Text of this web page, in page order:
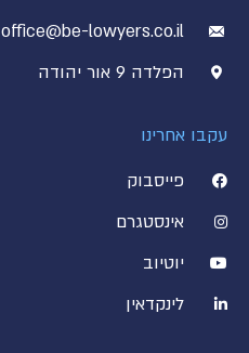
office@be-lowyers.co.il
הפלדה 9 אור יהודה
עקבו אחרינו
פייסבוק
אינסטגרם
יוטיוב
לינקדאין